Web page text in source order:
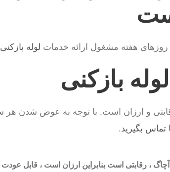
هفته مشغول ارائه خدمات لوله
بازکنی
و ارزان است. با توجه به عوض شدن هر
تماس بگیرید.
، رقابتی است بنابراین ارزان است ، قابل